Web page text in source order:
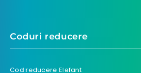
Coduri reducere
Cod reducere Elefant